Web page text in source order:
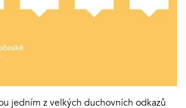
jedním z velkých duchovních odkazů